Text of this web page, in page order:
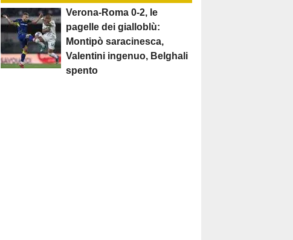
Verona-Roma 0-2, le
pagelle dei gialloblù:
Montipò saracinesca,
Valentini ingenuo, Belghali
spento